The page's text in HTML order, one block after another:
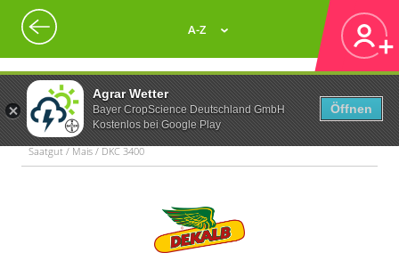
Agrar Wetter
Bayer CropScience Deutschland GmbH
Kostenlos bei Google Play
Öffnen
A-Z
Saatgut / Mais / DKC 3400